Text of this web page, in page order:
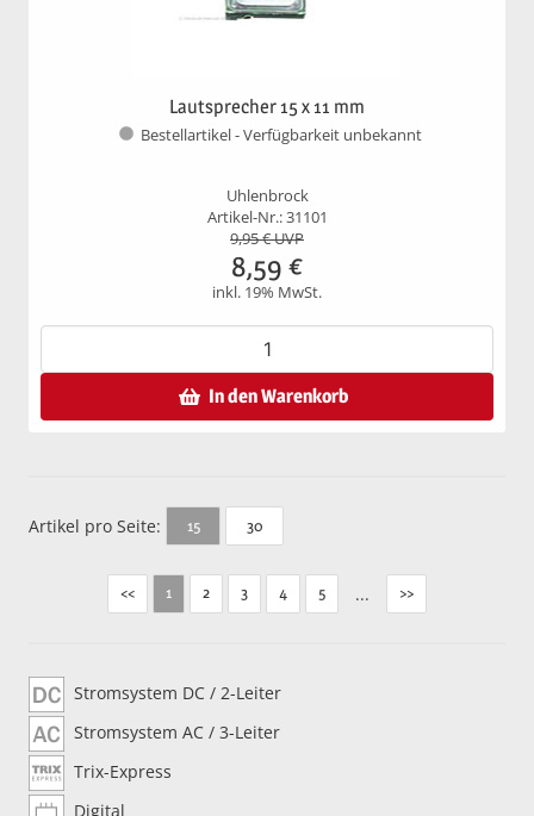
Lautsprecher 15 x 11 mm
Bestellartikel - Verfügbarkeit unbekannt
Uhlenbrock
Artikel-Nr.: 31101
9,95€ UVP
8,59 €
inkl. 19% MwSt.
In den Warenkorb
Artikel pro Seite: 15 30
<< 1 2 3 4 5 ... >>
Stromsystem DC / 2-Leiter
Stromsystem AC / 3-Leiter
Trix-Express
Digital